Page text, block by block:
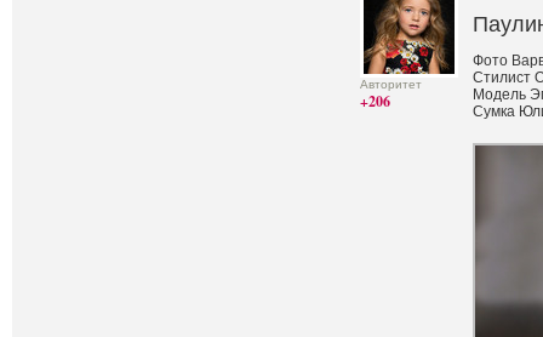
Авторитет
+206
Фото
Стилист
Модель
Сумка